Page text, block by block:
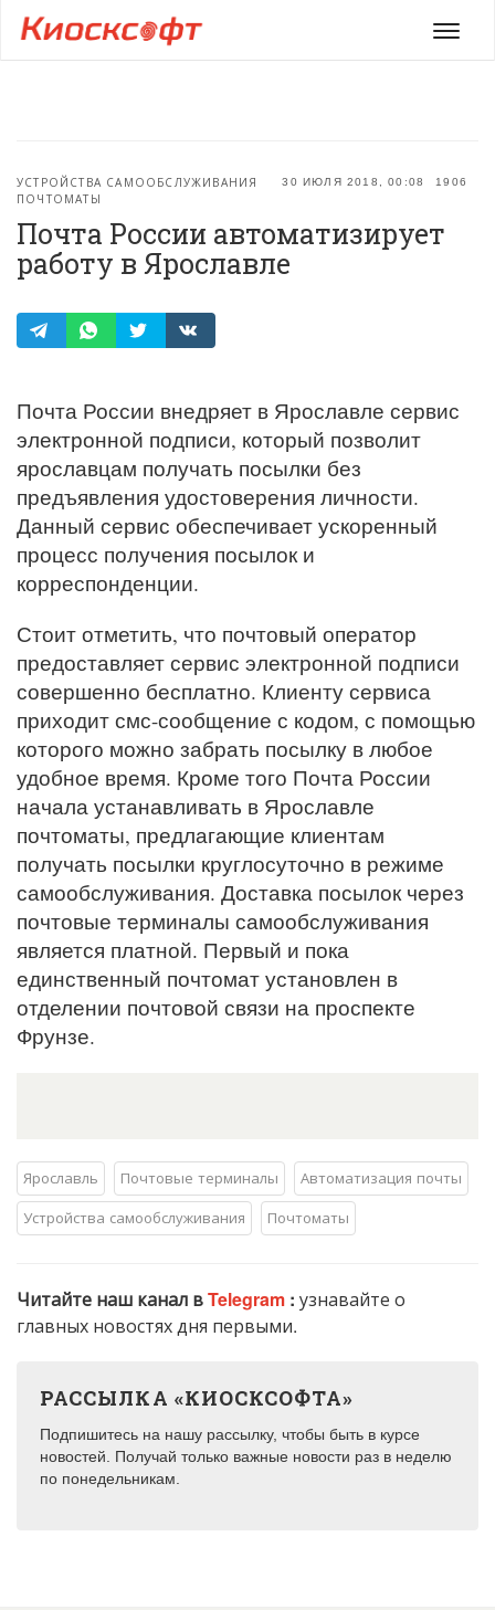
Меню
30 ИЮЛЯ 2018, 00:08 1906
УСТРОЙСТВА САМООБСЛУЖИВАНИЯ
ПОЧТОМАТЫ
Почта России автоматизирует
работу в Ярославле
Почта России внедряет в Ярославле сервис
электронной подписи, который позволит
ярославцам получать посылки без
предъявления удостоверения личности.
Данный сервис обеспечивает ускоренный
процесс получения посылок и
корреспонденции.
Стоит отметить, что почтовый оператор
предоставляет сервис электронной подписи
совершенно бесплатно. Клиенту сервиса
приходит смс-сообщение с кодом, с помощью
которого можно забрать посылку в любое
удобное время. Кроме того Почта России
начала устанавливать в Ярославле
почтоматы, предлагающие клиентам
получать посылки круглосуточно в режиме
самообслуживания. Доставка посылок через
почтовые терминалы самообслуживания
является платной. Первый и пока
единственный почтомат установлен в
отделении почтовой связи на проспекте
Фрунзе.
Ярославль Почтовые терминалы
Автоматизация почты
Устройства самообслуживания
Почтоматы
Читайте наш канал вTelegram : узнавайте о
главных новостях дня первыми.
РАССЫЛКА «КИОСКСОФТА»
Подпишитесь на нашу рассылку, чтобы быть в курсе
новостей. Получай только важные новости раз в неделю
по понедельникам.